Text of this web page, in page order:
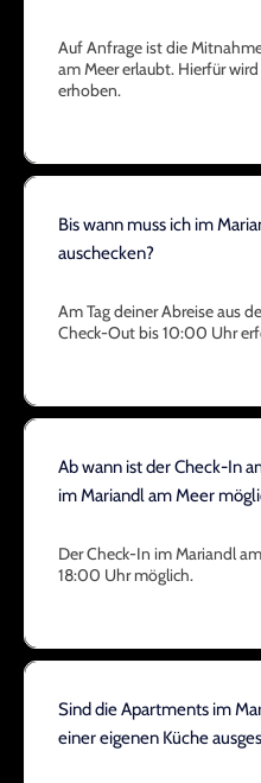
Auf Anfrage ist die
am Meer erlaubt. Hierfür
erhoben.
Bis wann muss ich im
auschecken?
Am Tag deiner Abreise aus
Check-Out bis 10:00 Uhr
Ab wann ist der Check-In
im Mariandl am Meer
Der Check-In im Mariandl
18:00 Uhr möglich.
Sind die Apartments im
einer eigenen Küche